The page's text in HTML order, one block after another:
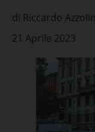
di Riccardo Azzolini
21 Aprile 2023